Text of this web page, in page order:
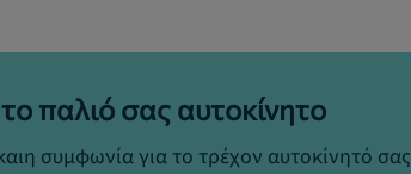
παλιό σας αυτοκίνητο
συμφωνία για το τρέχον αυτοκίνητό σας